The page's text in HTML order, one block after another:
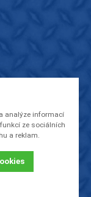
pro více
analýze informací
ze sociálních
a reklam.